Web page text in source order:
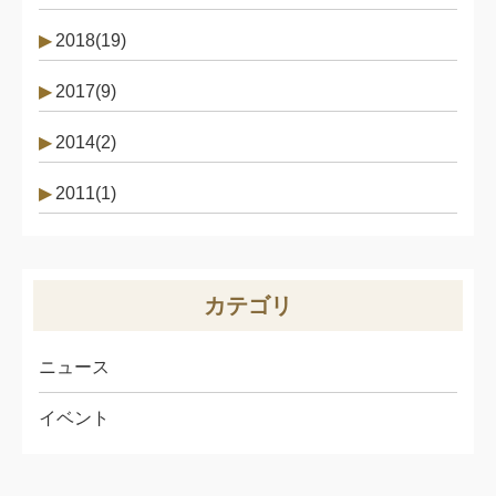
2018(19)
2017(9)
2014(2)
2011(1)
カテゴリ
ニュース
イベント